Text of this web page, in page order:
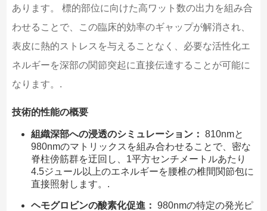
あります。 標的部位に向けた高ワット数の出力を組み合
わせることで、この臨床的効率のギャップが解消され、
表皮に熱的ストレスを与えることなく、必要な活性化エ
ネルギーを深部の関節突起に直接伝達することが可能に
なります。.
技術的性能の概要
組織深部への浸透のシミュレーション： 810nmと
980nmのマトリックスを組み合わせることで、密な
脊柱傍筋群を迂回し、1平方センチメートルあたり
4.5ジュール以上のエネルギーを腰椎の椎間関節包に
直接照射します。.
ヘモグロビンの酸素化促進： 980nmの特定の発光ピ